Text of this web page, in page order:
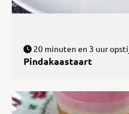
20 minuten en 3 uur
Pindakaastaart